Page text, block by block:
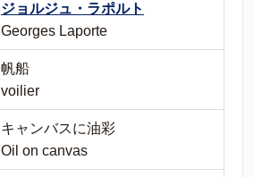
ジョルジュ・ラポルト
Georges Laporte
帆船
voilier
キャンバスに油彩
Oil on canvas